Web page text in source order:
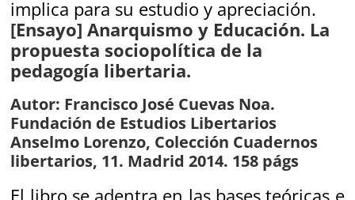
implica para su estudio y apreciación.
[Ensayo] Anarquismo y Educación. La
propuesta sociopolítica de la
pedagogía libertaria.
Autor: Francisco José Cuevas Noa.
Fundación de Estudios Libertarios
Anselmo Lorenzo, Colección Cuadernos
libertarios, 11. Madrid 2014. 158 págs